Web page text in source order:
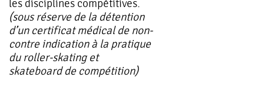
les disciplines compétitives.
(sous réserve de la détention
d’un certificat médical de non-
contre indication à la pratique
du roller-skating et
skateboard de compétition)